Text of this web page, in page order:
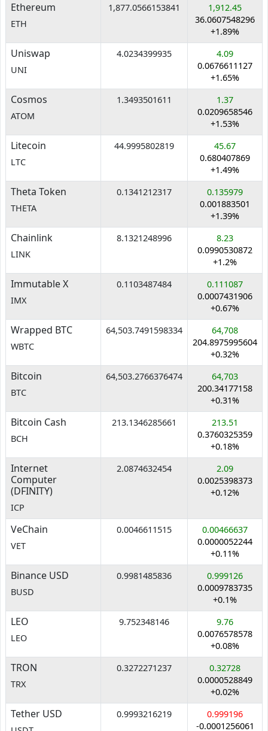
Ethereum
ETH
1,877.0566153841
1,912.45
36.0607548296
+1.89%
Uniswap
UNI
4.0234399935
4.09
0.0676611127
+1.65%
Cosmos
ATOM
1.3493501611
1.37
0.0209658546
+1.53%
Litecoin
LTC
44.9995802819
45.67
0.680407869
+1.49%
Theta Token
THETA
0.1341212317
0.135979
0.001883501
+1.39%
Chainlink
LINK
8.1321248996
8.23
0.0990530872
+1.2%
Immutable X
IMX
0.1103487484
0.111087
0.0007431906
+0.67%
Wrapped BTC
WBTC
64,503.7491598334
64,708
204.8975995604
+0.32%
Bitcoin
BTC
64,503.2766376474
64,703
200.34177158
+0.31%
Bitcoin Cash
BCH
213.1346285661
213.51
0.3760325359
+0.18%
Internet
Computer
(DFINITY)
ICP
2.0874632454
2.09
0.0025398373
+0.12%
VeChain
VET
0.0046611515
0.00466637
0.0000052244
+0.11%
Binance USD
BUSD
0.9981485836
0.999126
0.0009783735
+0.1%
LEO
LEO
9.752348146
9.76
0.0076578578
+0.08%
TRON
TRX
0.3272271237
0.32728
0.0000528849
+0.02%
Tether USD 0.9993216219
0.999196
-0.0001256061